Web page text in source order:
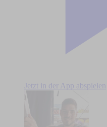
Jetzt in der App abspielen